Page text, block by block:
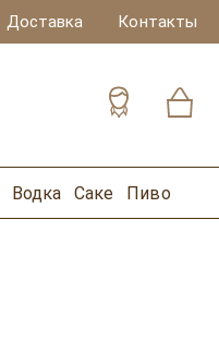
Доставка Контакты
Водка Саке Пиво